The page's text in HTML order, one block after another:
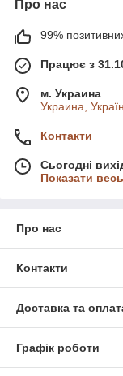
Про нас
99%
Працює з
м. Украина
Украина,
Контакти
Сьогодні
Показати
Про нас
Контакти
Доставка та
Графік роботи